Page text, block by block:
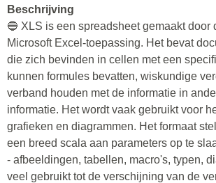
Beschrijving
🔵 XLS is een spreadsheet gemaakt door
Microsoft Excel-toepassing. Het bevat
die zich bevinden in cellen met een
kunnen formules bevatten, wiskundige
verband houden met de informatie in
informatie. Het wordt vaak gebruikt voor
grafieken en diagrammen. Het formaat
een breed scala aan parameters op te
- afbeeldingen, tabellen, macro's, typen,
veel gebruikt tot de verschijning van de